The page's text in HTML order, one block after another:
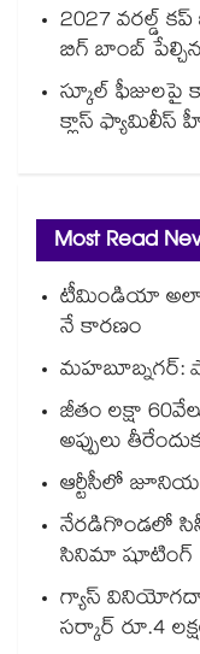
2027 వరల్డ్
బిగ్ బాంబ్
స్కూల్ ఫీజులపై
క్లాస్ ఫ్యామిలీస్
Most Read
టీమిండియా అలా
నే కారణం
మహబూబ్నగర్:
జీతం లక్షా
అప్పులు
ఆర్టీసీలో
నేరడిగొండలో
సినిమా షూటింగ్
గ్యాస్
సర్కార్ రూ.4